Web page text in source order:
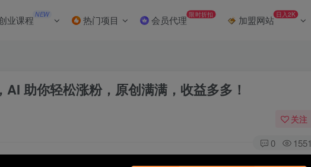
业课程 NEW 热门项目 会员代理 限时折扣 加盟网站 日入2K
助你轻松涨粉，原创满满，收益多多！
关注
0 1551